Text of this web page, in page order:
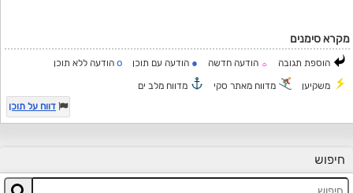
מקרא סימנים
הוספת תגובה ☼ הודעה חדשה ● הודעה עם תוכן o הודעה ללא תוכן
משקיען מדווח מאתר סקי
מדווח מלב ים
דווח על תוכן
חיפוש